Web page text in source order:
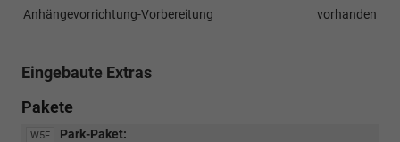
Anhängevorrichtung-Vorbereitung
vorhanden
Eingebaute Extras
Pakete
W5F
Park-Paket: